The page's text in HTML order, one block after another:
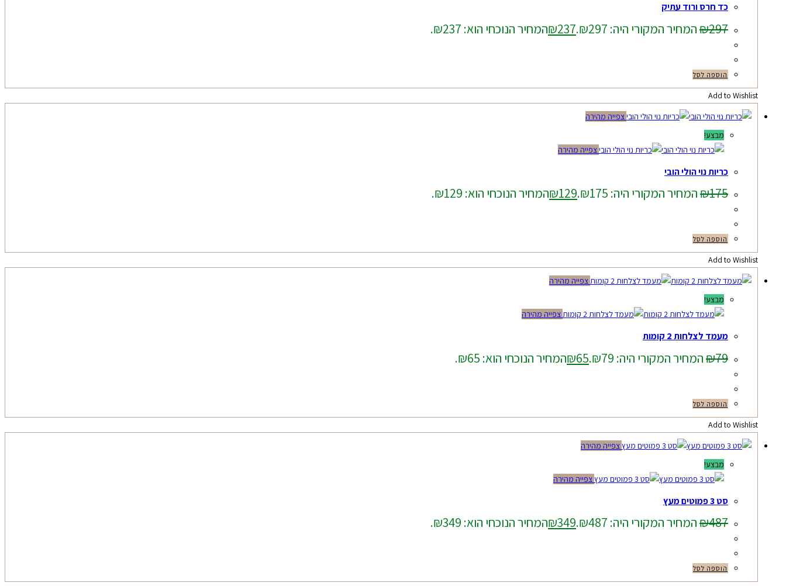
כד חרס ורוד עתיק
₪297 המחיר המקורי היה: ₪297. ₪237 המחיר הנוכחי הוא: ₪237.
הוספה לסל
Add to Wishlist
צפייה מהירה
מבצע!
צפייה מהירה
כריות נוי הולי הובי
₪175 המחיר המקורי היה: ₪175. ₪129 המחיר הנוכחי הוא: ₪129.
הוספה לסל
Add to Wishlist
צפייה מהירה
מבצע!
צפייה מהירה
מעמד לצלחות 2 קומות
₪79 המחיר המקורי היה: ₪79. ₪65 המחיר הנוכחי הוא: ₪65.
הוספה לסל
Add to Wishlist
צפייה מהירה
מבצע!
צפייה מהירה
סט 3 פמוטים מעץ
₪487 המחיר המקורי היה: ₪487. ₪349 המחיר הנוכחי הוא: ₪349.
הוספה לסל